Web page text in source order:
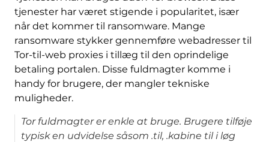
tjenester har været stigende i popularitet, især
når det kommer til ransomware. Mange
ransomware stykker gennemføre webadresser til
Tor-til-web proxies i tillæg til den oprindelige
betaling portalen. Disse fuldmagter komme i
handy for brugere, der mangler tekniske
muligheder.
Tor fuldmagter er enkle at bruge. Brugere tilføje
typisk en udvidelse såsom .til, .kabine til i løg